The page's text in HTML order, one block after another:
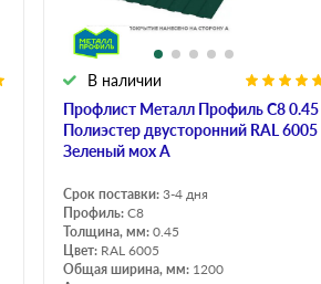
Профлист Металл Профиль C8 0.45
Полиэстер двусторонний RAL 6005
Зеленый мох A
В наличии
Срок поставки: 3-4 дня
Профиль: C8
Толщина, мм: 0.45
Цвет: RAL 6005
Общая ширина, мм: 1200